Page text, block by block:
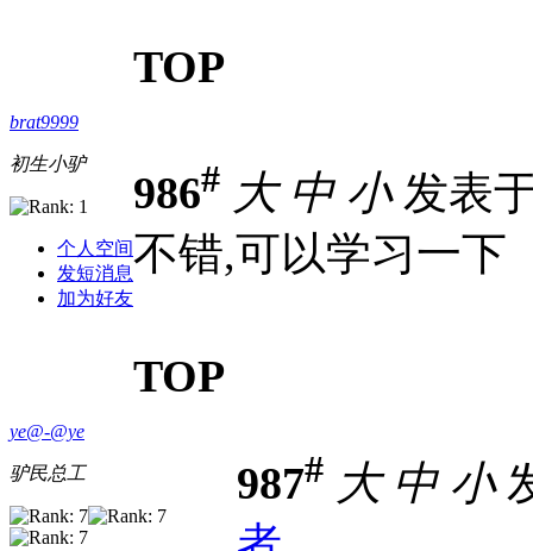
TOP
brat9999
初生小驴
个人空间
发短消息
加为好友
986# 大 中 小发表
不错,可以学习一下
TOP
ye@-@ye
驴民总工 987# 大 中 小